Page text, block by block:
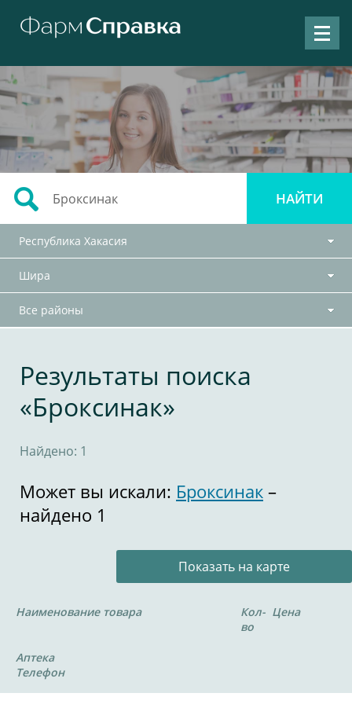
Республика Хакасия
Шира
Все районы
Результаты поиска
«Броксинак»
Найдено: 1
Может вы искали: Броксинак –
найдено 1
Показать на карте
Наименование товара
Кол-
во
Цена
Аптека
Телефон